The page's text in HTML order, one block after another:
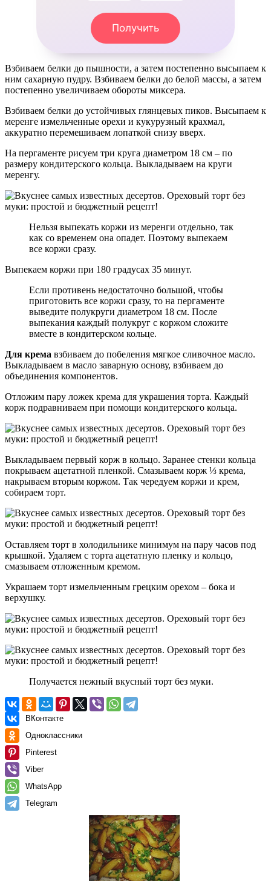
Получить
Взбиваем белки до пышности, а затем постепенно высыпаем к
ним сахарную пудру. Взбиваем белки до белой массы, а затем
постепенно увеличиваем обороты миксера.
Взбиваем белки до устойчивых глянцевых пиков. Высыпаем к
меренге измельченные орехи и кукурузный крахмал,
аккуратно перемешиваем лопаткой снизу вверх.
На пергаменте рисуем три круга диаметром 18 см – по
размеру кондитерского кольца. Выкладываем на круги
меренгу.
Нельзя выпекать коржи из меренги отдельно, так
как со временем она опадет. Поэтому выпекаем
все коржи сразу.
Выпекаем коржи при 180 градусах 35 минут.
Если противень недостаточно большой, чтобы
приготовить все коржи сразу, то на пергаменте
выведите полукруги диаметром 18 см. После
выпекания каждый полукруг с коржом сложите
вместе в кондитерском кольце.
Для крема взбиваем до побеления мягкое сливочное масло.
Выкладываем в масло заварную основу, взбиваем до
объединения компонентов.
Отложим пару ложек крема для украшения торта. Каждый
корж подравниваем при помощи кондитерского кольца.
Выкладываем первый корж в кольцо. Заранее стенки кольца
покрываем ацетатной пленкой. Смазываем корж ⅓ крема,
накрываем вторым коржом. Так чередуем коржи и крем,
собираем торт.
Оставляем торт в холодильнике минимум на пару часов под
крышкой. Удаляем с торта ацетатную пленку и кольцо,
смазываем отложенным кремом.
Украшаем торт измельченным грецким орехом – бока и
верхушку.
Получается нежный вкусный торт без муки.
ВКонтакте
Одноклассники
Pinterest
Viber
WhatsApp
Telegram